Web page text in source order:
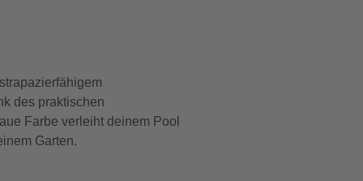
des praktischen
Farbe verleiht deinem Pool
Garten.